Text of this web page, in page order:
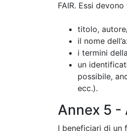
FAIR. Essi
titolo,
il nome
i termini
un
possibile,
ecc.).
Annex 5 -
I beneficiari di un